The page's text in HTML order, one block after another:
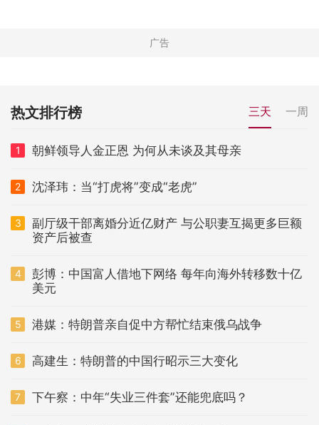
热文排行榜 三天 一周
1 朝鲜领导人金正恩 为何从未谈及其母亲
2 沈泽玮：当“打虎将”变成“老虎”
3
副厅级干部离婚分近亿财产 与公职妻互揭更多巨额
资产后被查
4
彭博：中国富人借地下网络 每年向海外转移数十亿
美元
5 港媒：特朗普亲自促中方帮忙结束俄乌战争
6 高建生：特朗普的中国行昭示三大变化
7 下午察：中年“失业三件套”还能兜底吗？